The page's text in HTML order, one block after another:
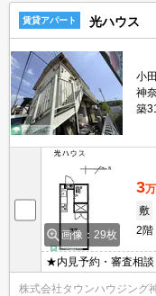
賃貸アパート 光ハウス
小
神
築
画像：29枚
3
敷
2階
★内見予約・審査相
株式会社タウンハウジング